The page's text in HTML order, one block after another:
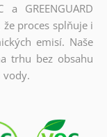
GREENGUARD
proces splňuje i
emisí. Naše
trhu bez obsahu
vody.